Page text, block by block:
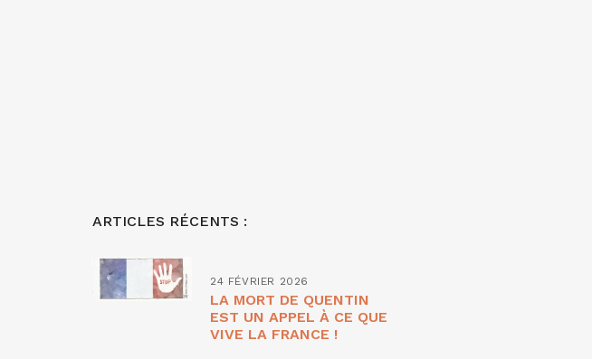
ARTICLES RÉCENTS :
24 FÉVRIER 2026
LA MORT DE QUENTIN
EST UN APPEL À CE QUE
VIVE LA FRANCE !